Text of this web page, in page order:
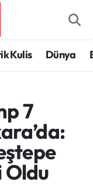
Kulis Dünya
7
Oldu